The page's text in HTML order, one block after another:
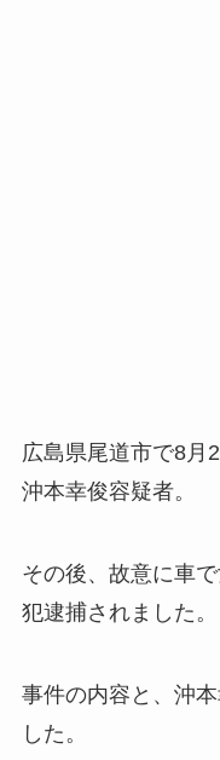
広島県尾道市で8月
沖本幸俊容疑者。
その後、故意に車
犯逮捕されました。
事件の内容と、沖
した。